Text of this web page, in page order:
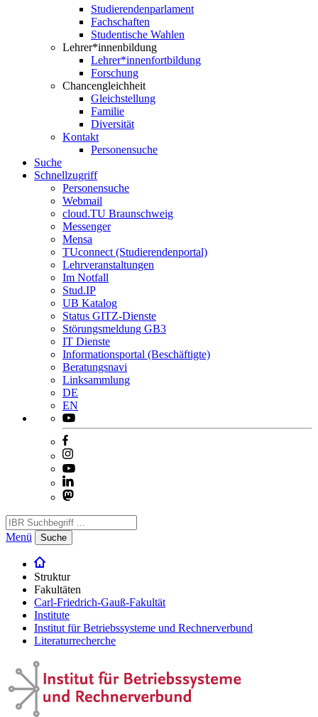
Studierendenparlament
Fachschaften
Studentische Wahlen
Lehrer*innenbildung
Lehrer*innenfortbildung
Forschung
Chancengleichheit
Gleichstellung
Familie
Diversität
Kontakt
Personensuche
Suche
Schnellzugriff
Personensuche
Webmail
cloud.TU Braunschweig
Messenger
Mensa
TUconnect (Studierendenportal)
Lehrveranstaltungen
Im Notfall
Stud.IP
UB Katalog
Status GITZ-Dienste
Störungsmeldung GB3
IT Dienste
Informationsportal (Beschäftigte)
Beratungsnavi
Linksammlung
DE
EN
Menü Suche
Struktur
Fakultäten
Carl-Friedrich-Gauß-Fakultät
Institute
Institut für Betriebssysteme und Rechnerverbund
Literaturrecherche